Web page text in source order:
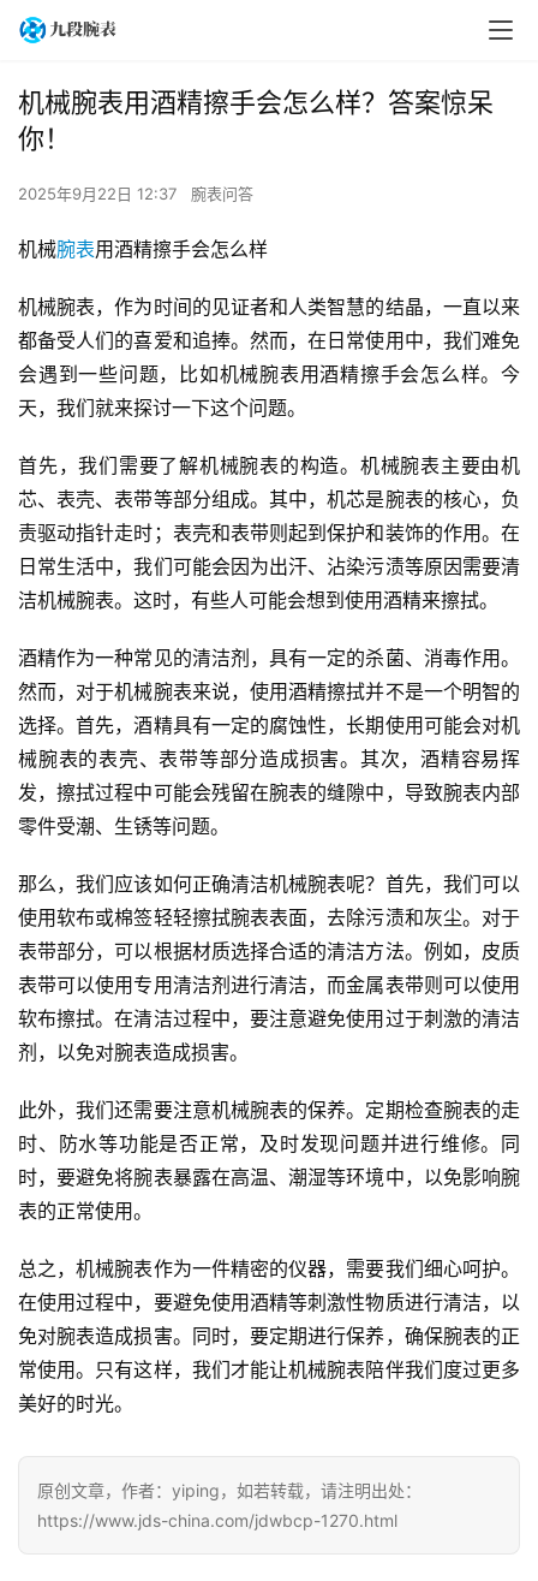
机械腕表用酒精擦手会怎么样？答案惊呆
你！
2025年9月22日 12:37 腕表问答
机械腕表用酒精擦手会怎么样
机械腕表，作为时间的见证者和人类智慧的结晶，一直以来
都备受人们的喜爱和追捧。然而，在日常使用中，我们难免
会遇到一些问题，比如机械腕表用酒精擦手会怎么样。今
天，我们就来探讨一下这个问题。
首先，我们需要了解机械腕表的构造。机械腕表主要由机
芯、表壳、表带等部分组成。其中，机芯是腕表的核心，负
责驱动指针走时；表壳和表带则起到保护和装饰的作用。在
日常生活中，我们可能会因为出汗、沾染污渍等原因需要清
洁机械腕表。这时，有些人可能会想到使用酒精来擦拭。
酒精作为一种常见的清洁剂，具有一定的杀菌、消毒作用。
然而，对于机械腕表来说，使用酒精擦拭并不是一个明智的
选择。首先，酒精具有一定的腐蚀性，长期使用可能会对机
械腕表的表壳、表带等部分造成损害。其次，酒精容易挥
发，擦拭过程中可能会残留在腕表的缝隙中，导致腕表内部
零件受潮、生锈等问题。
那么，我们应该如何正确清洁机械腕表呢？首先，我们可以
使用软布或棉签轻轻擦拭腕表表面，去除污渍和灰尘。对于
表带部分，可以根据材质选择合适的清洁方法。例如，皮质
表带可以使用专用清洁剂进行清洁，而金属表带则可以使用
软布擦拭。在清洁过程中，要注意避免使用过于刺激的清洁
剂，以免对腕表造成损害。
此外，我们还需要注意机械腕表的保养。定期检查腕表的走
时、防水等功能是否正常，及时发现问题并进行维修。同
时，要避免将腕表暴露在高温、潮湿等环境中，以免影响腕
表的正常使用。
总之，机械腕表作为一件精密的仪器，需要我们细心呵护。
在使用过程中，要避免使用酒精等刺激性物质进行清洁，以
免对腕表造成损害。同时，要定期进行保养，确保腕表的正
常使用。只有这样，我们才能让机械腕表陪伴我们度过更多
美好的时光。
原创文章，作者：yiping，如若转载，请注明出处：
https://www.jds-china.com/jdwbcp-1270.html